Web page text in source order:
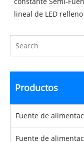
lineal de LED relleno
Productos
Fuente de
Fuente de